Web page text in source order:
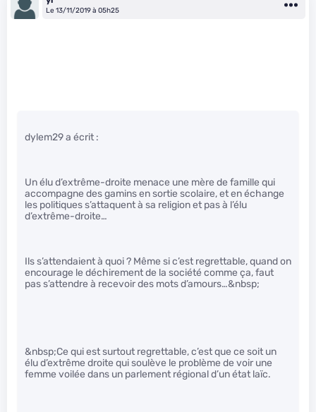
Le 13/11/2019 à 05h25
dylem29 a écrit :
Un élu d’extrême-droite menace une mère de famille qui
accompagne des gamins en sortie scolaire, et en échange
les politiques s’attaquent à sa religion et pas à l’élu
d’extrême-droite…
Ils s’attendaient à quoi ? Même si c’est regrettable, quand on
encourage le déchirement de la société comme ça, faut
pas s’attendre à recevoir des mots d’amours…&nbsp;
&nbsp;Ce qui est surtout regrettable, c’est que ce soit un
élu d’extrême droite qui soulève le problème de voir une
femme voilée dans un parlement régional d’un état laïc.